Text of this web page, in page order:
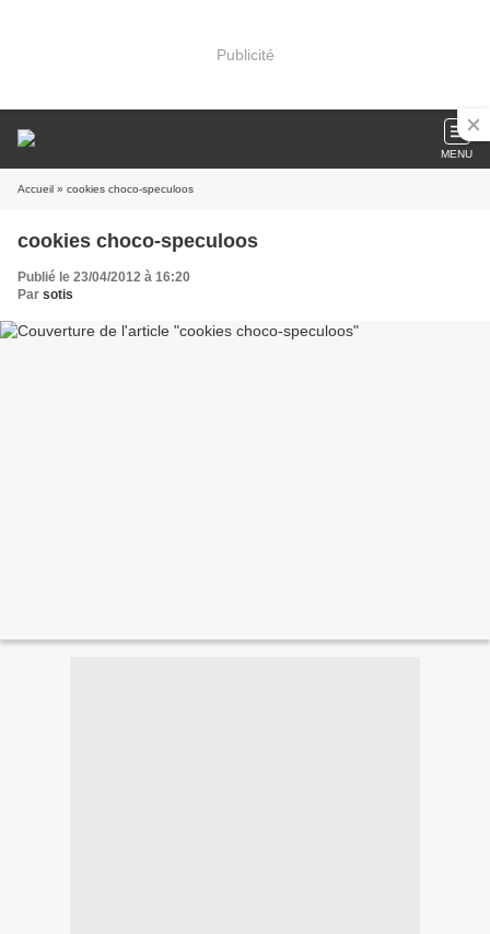
Publicité
MENU
Accueil » cookies choco-speculoos
cookies choco-speculoos
Publié le 23/04/2012 à 16:20
Par sotis